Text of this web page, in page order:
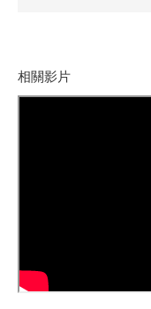
相關影片